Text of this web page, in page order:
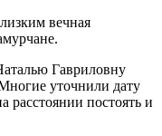
вечная
Гавриловну
уточнили дату
расстоянии постоять и